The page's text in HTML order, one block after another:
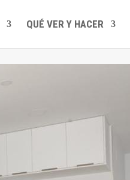
QUÉ VER Y HACER